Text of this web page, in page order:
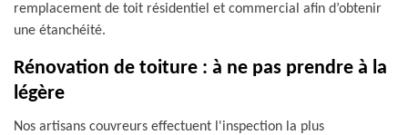
remplacement de toit résidentiel et commercial afin d’obtenir
une étanchéité.
Rénovation de toiture : à ne pas prendre à la
légère
Nos artisans couvreurs effectuent l'inspection la plus